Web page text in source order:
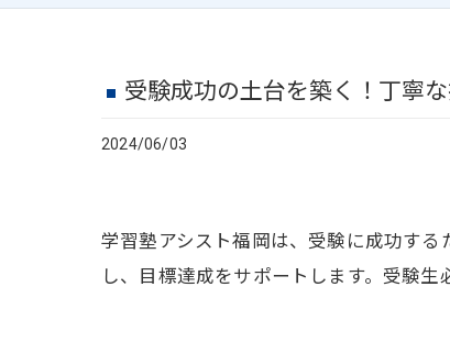
受験成功の土台を築く！丁寧
2024/06/03
学習塾アシスト福岡は、受験に成功す
し、目標達成をサポートします。受験